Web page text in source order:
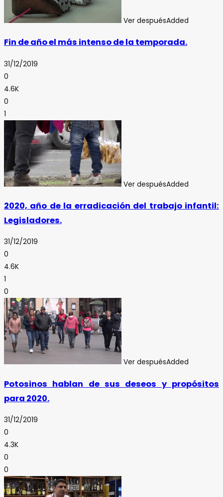
Ver despuésAdded
Fin de año el más intenso de la temporada.
31/12/2019
0
4.6K
0
1
Ver despuésAdded
2020, año de la erradicación del trabajo infantil:
Legisladores.
31/12/2019
0
4.6K
1
0
Ver despuésAdded
Potosinos hablan de sus deseos y propósitos
para 2020.
31/12/2019
0
4.3K
0
0